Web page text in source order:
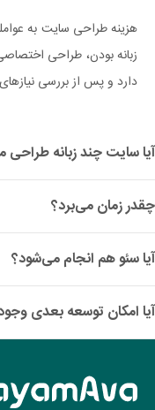
هزینه طراحی سایت به
زبانه بودن، طراحی
دارد و پس از بررسی
آیا سایت چند زبانه طراحی
چقدر زمان می‌برد؟
آیا سئو هم انجام می‌شود؟
آیا امکان توسعه بعدی